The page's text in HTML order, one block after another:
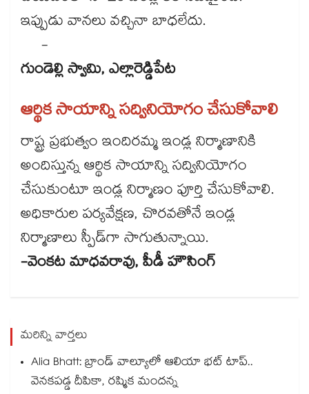
ఇప్పుడు వానలు వచ్చినా బాధలేదు.
-
గుండెల్లి స్వామి, ఎల్లారెడ్డిపేట
ఆర్థిక సాయాన్ని సద్వినియోగం చేసుకోవాలి
రాష్ట్ర ప్రభుత్వం ఇందిరమ్మ ఇండ్ల నిర్మాణానికి
అందిస్తున్న ఆర్థిక సాయాన్ని సద్వినియోగం
చేసుకుంటూ ఇండ్ల నిర్మాణం పూర్తి చేసుకోవాలి.
అధికారుల పర్యవేక్షణ, చొరవతోనే ఇండ్ల
నిర్మాణాలు స్పీడ్‌‌గా సాగుతున్నాయి.
-వెంకట మాధవరావు, పీడీ హౌసింగ్
మరిన్ని వార్తలు
Alia Bhatt: బ్రాండ్ వాల్యూలో ఆలియా భట్ టాప్..
వెనకపడ్డ దీపికా, రష్మిక మందన్న